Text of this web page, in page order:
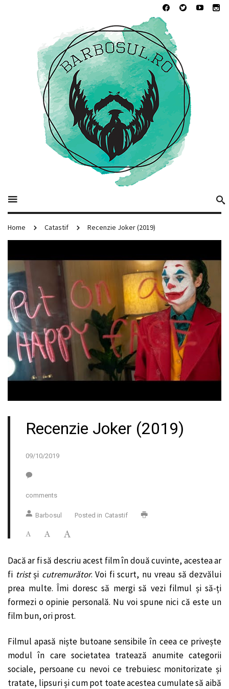
Home Catastif Recenzie Joker (2019)
Recenzie Joker (2019)
09/10/2019
comments
Barbosul Posted in Catastif
Dacă ar fi să descriu acest film în două cuvinte, acestea ar
fi tristși cutremurător. Voi fi scurt, nu vreau să dezvălui
prea multe. Îmi doresc să mergi să vezi filmul și să-ți
formezi o opinie personală. Nu voi spune nici că este un
film bun, ori prost.
Filmul apasă niște butoane sensibile în ceea ce privește
modul în care societatea tratează anumite categorii
sociale, persoane cu nevoi ce trebuiesc monitorizate și
tratate, lipsuri și cum pot toate acestea cumulate să aibă